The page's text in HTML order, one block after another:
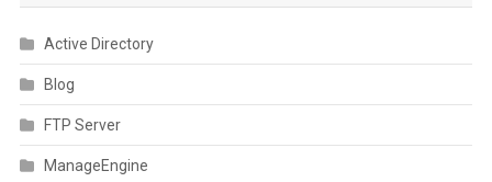
Active Directory
Blog
FTP Server
ManageEngine